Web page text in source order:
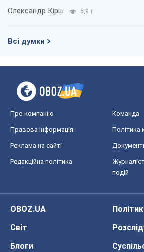
Олександр Кірш 5,9 т.
Всі думки
Про компанію Команда
Правова інформація Політика
Реклама на сайті
Редакційна політика
подій
OBOZ.UA
Світ
Блоги